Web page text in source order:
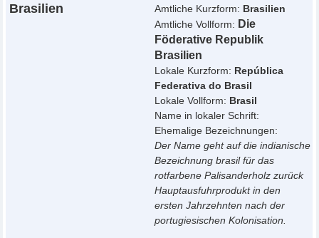
Brasilien Amtliche Kurzform: Brasilien
Amtliche Vollform: Die
Föderative Republik
Brasilien
Lokale Kurzform: República
Federativa do Brasil
Lokale Vollform: Brasil
Name in lokaler Schrift:
Ehemalige Bezeichnungen:
Der Name geht auf die indianische
Bezeichnung brasil für das
rotfarbene Palisanderholz zurück
Hauptausfuhrprodukt in den
ersten Jahrzehnten nach der
portugiesischen Kolonisation.